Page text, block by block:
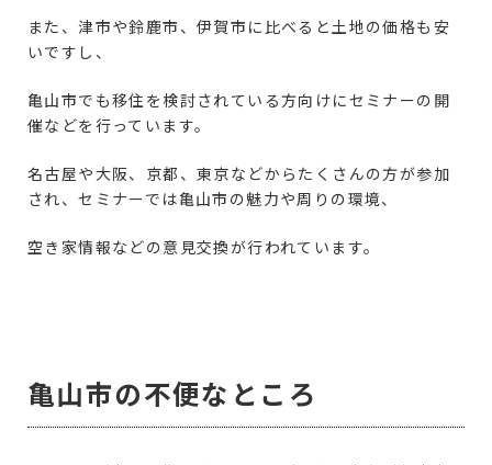
また、津市や鈴鹿市、伊賀市に比べると土地の価格も安
いですし、
亀山市でも移住を検討されている方向けにセミナーの開
催などを行っています。
名古屋や大阪、京都、東京などからたくさんの方が参加
され、セミナーでは亀山市の魅力や周りの環境、
空き家情報などの意見交換が行われています。
亀山市の不便なところ